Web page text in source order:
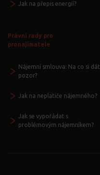
Jak na přepis energií?
Právní rady pro
pronajímatele
Nájemní smlouva: Na co si dát
pozor?
Jak na neplatiče nájemného?
Jak se vypořádat s
problémovým nájemníkem?